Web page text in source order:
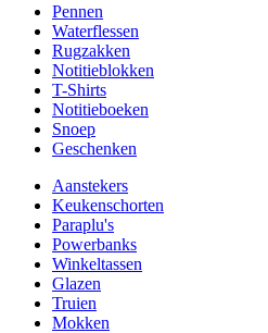
Pennen
Waterflessen
Rugzakken
Notitieblokken
T-Shirts
Notitieboeken
Snoep
Geschenken
Aanstekers
Keukenschorten
Paraplu's
Powerbanks
Winkeltassen
Glazen
Truien
Mokken